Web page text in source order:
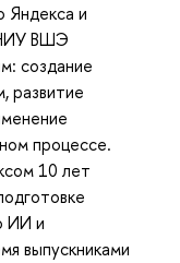
Яндекса и
ВШЭ
создание
развитие
процессе.
10 лет
ИИ и
выпускниками